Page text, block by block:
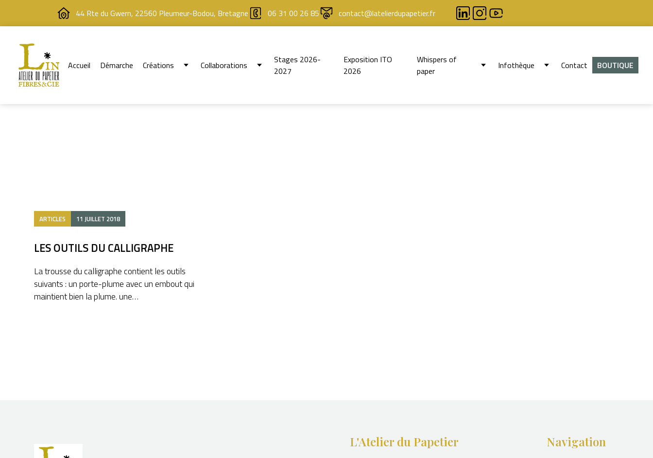
44 Rte du Gwern, 22560 Pleumeur-Bodou, Bretagne 06 31 00 26 85 contact@latelierdupapetier.fr
Accueil Démarche Créations Collaborations
Stages 2026-
2027
Exposition ITO
2026
Whispers of
paper
Infothèque Contact BOUTIQUE
ARTICLES 11 JUILLET 2018
LES OUTILS DU CALLIGRAPHE
La trousse du calligraphe contient les outils
suivants : un porte-plume avec un embout qui
maintient bien la plume. une…
L'Atelier du Papetier Navigation